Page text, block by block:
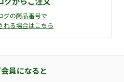
グの商品番号で
れる場合はこちら
員になると